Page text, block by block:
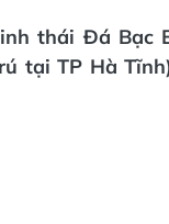
thái Đá Bạc
tại TP Hà